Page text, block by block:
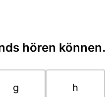
hören können.
g h